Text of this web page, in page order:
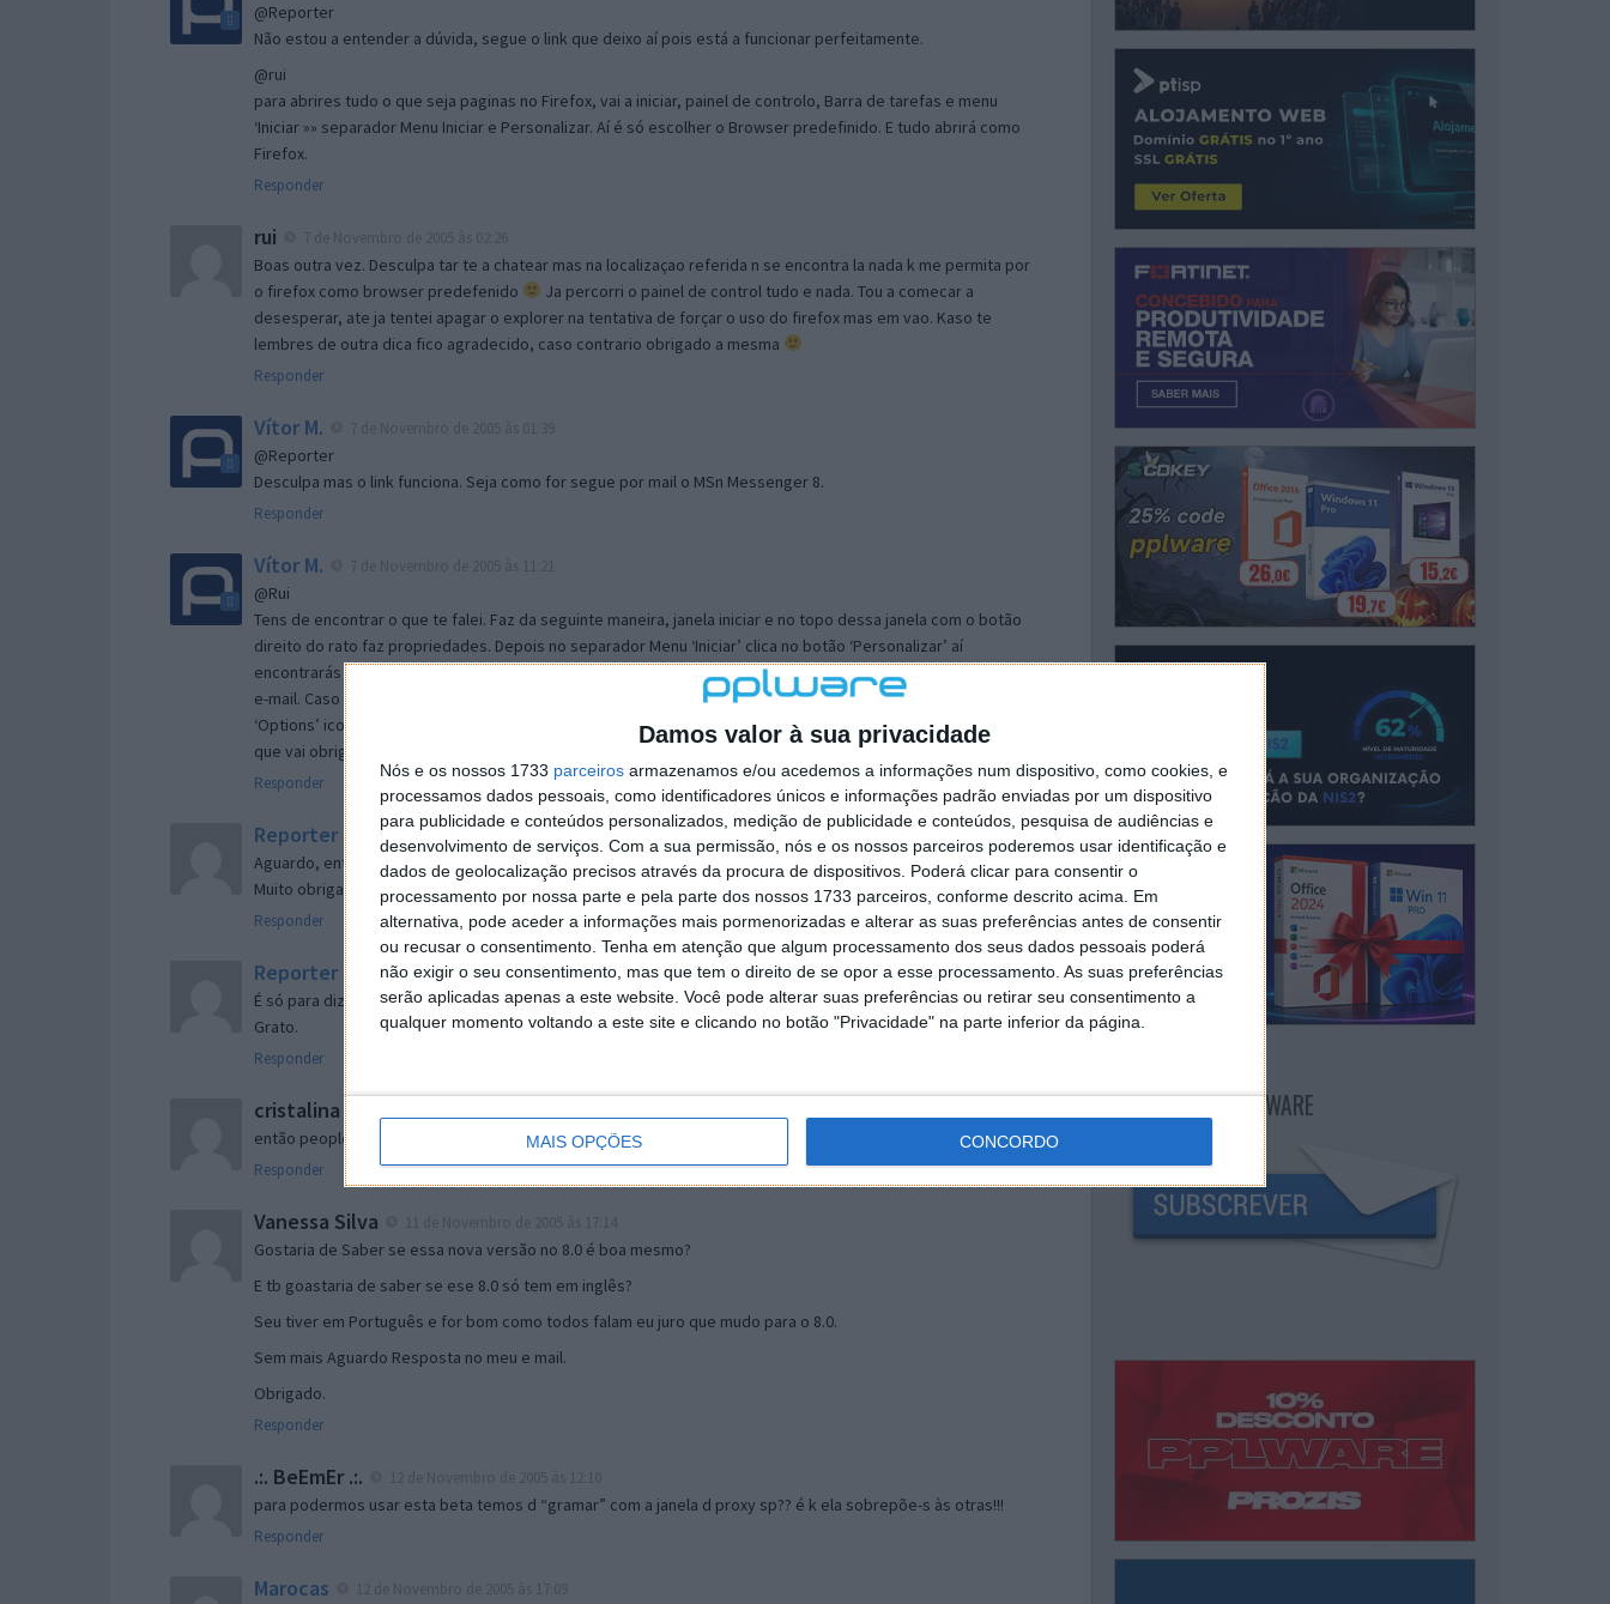
Damos valor à sua privacidade
Nós e os nossos 1733 parceiros armazenamos e/ou acedemos a informações num dispositivo, como cookies, e
processamos dados pessoais, como identificadores únicos e informações padrão enviadas por um dispositivo
para publicidade e conteúdos personalizados, medição de publicidade e conteúdos, pesquisa de audiências e
desenvolvimento de serviços. Com a sua permissão, nós e os nossos parceiros poderemos usar identificação e
dados de geolocalização precisos através da procura de dispositivos. Poderá clicar para consentir o
processamento por nossa parte e pela parte dos nossos 1733 parceiros, conforme descrito acima. Em
alternativa, pode aceder a informações mais pormenorizadas e alterar as suas preferências antes de consentir
ou recusar o consentimento. Tenha em atenção que algum processamento dos seus dados pessoais poderá
não exigir o seu consentimento, mas que tem o direito de se opor a esse processamento. As suas preferências
serão aplicadas apenas a este website. Você pode alterar suas preferências ou retirar seu consentimento a
qualquer momento voltando a este site e clicando no botão "Privacidade" na parte inferior da página.
MAIS OPÇÕES CONCORDO
@Reporter
Não estou a entender a dúvida, segue o link que deixo aí pois está a funcionar perfeitamente.
@rui
para abrires tudo o que seja paginas no Firefox, vai a iniciar, painel de controlo, Barra de tarefas e menu
‘Iniciar »» separador Menu Iniciar e Personalizar. Aí é só escolher o Browser predefinido. E tudo abrirá como
Firefox.
Responder
rui
Boas outra vez. Desculpa tar te a chatear mas na localizaçao referida n se encontra la nada k me permita por
o firefox como browser predefenido
Ja percorri o painel de control tudo e nada. Tou a comecar a
desesperar, ate ja tentei apagar o explorer na tentativa de forçar o uso do firefox mas em vao. Kaso te
lembres de outra dica fico agradecido, caso contrario obrigado a mesma
Responder
Vítor M.
@Reporter
Desculpa mas o link funciona. Seja como for segue por mail o MSn Messenger 8.
Responder
Vítor M.
@Rui
Tens de encontrar o que te falei. Faz da seguinte maneira, janela iniciar e no topo dessa janela com o botão
direito do rato faz propriedades. Depois no separador Menu ‘Iniciar’ clica no botão ‘Personalizar’ aí
encontrarás no separador geral a opção para escolheres o Browser com que queres navegar e o gestor de
e-mail. Caso não consigas chegar lá, vais ao teu Firefox e nas ferramentas ou tools escolhes ‘Opções’ ou
‘Options’ icon geral da então janela aberta e logo perto do fim encontras um local para colocares um visto
que vai obrigar o Firefox a verificar se este é o browser predefinido.
Responder
Reporter 7 de Novembro de 2005 às 12:57
Aguardo, então, o e-mail, Vitor.
Muito obrigado.
Responder
Reporter 7 de Novembro de 2005 às 19:51
É só para dizer que ainda não me chegou mail algum.
Grato.
Responder
cristalina
então people
Responder
Vanessa Silva
Gostaria de Saber se essa nova versão no 8.0 é boa mesmo?
E tb goastaria de saber se ese 8.0 só tem em inglês?
Seu tiver em Português e for bom como todos falam eu juro que mudo para o 8.0.
Sem mais Aguardo Resposta no meu e mail.
Obrigado.
Responder
.:. BeEmEr .:.
para podermos usar esta beta temos d “gramar” com a janela d proxy sp?? é k ela sobrepõe-s às otras!!!
Responder
Marocas
NEWSLETTER PPLWARE